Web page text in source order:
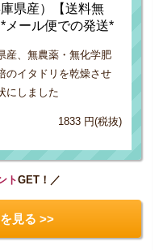
庫県産）【送料無
メール便での発送*
産、無農薬・無化学肥
のイタドリを乾燥させ
にしました
1833 円(税抜)
トGET！／
見る >>